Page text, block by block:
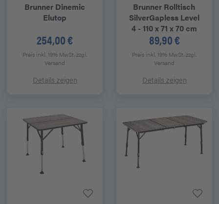
Brunner Dinemic
Elutop
254,00 €
Preis inkl. 19% MwSt.zzgl.
Versand
Details zeigen
Brunner Rolltisch
SilverGapless Level
4 - 110 x 71 x 70 cm
89,90 €
Preis inkl. 19% MwSt.zzgl.
Versand
Details zeigen